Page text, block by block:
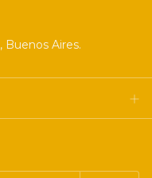
Buenos Aires.